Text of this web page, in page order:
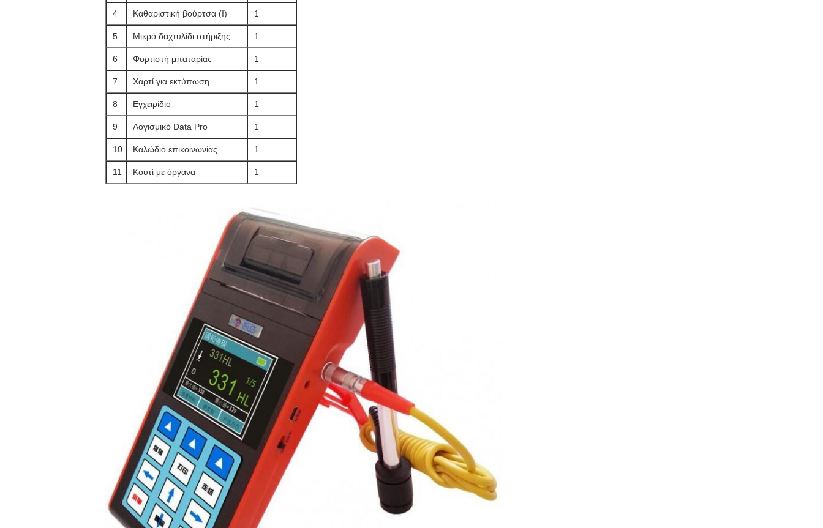
4 Καθαριστική βούρτσα (I) 1
5 Μικρό δαχτυλίδι στήριξης 1
6 Φορτιστή μπαταρίας 1
7 Χαρτί για εκτύπωση 1
8 Εγχειρίδιο 1
9 Λογισμικό Data Pro 1
10 Καλώδιο επικοινωνίας 1
11 Κουτί με όργανα 1